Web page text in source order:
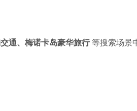
通、梅诺卡岛豪华旅行等搜索场景